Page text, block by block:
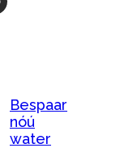
Bespaar
nóú
water